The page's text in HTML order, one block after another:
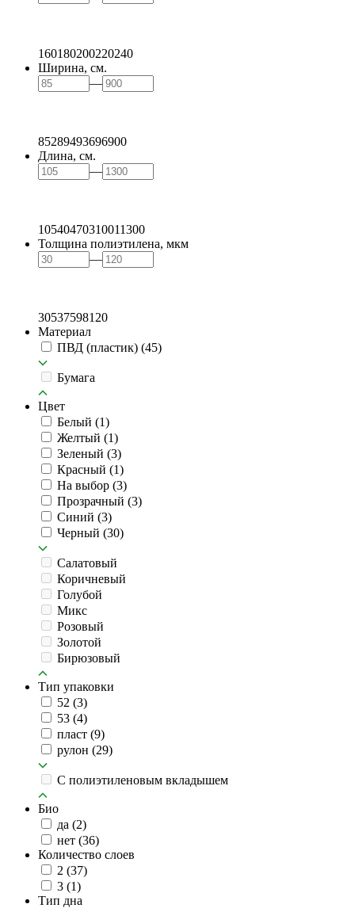
160180200220240
Ширина, см.
—
85289493696900
Длина, см.
—
10540470310011300
Толщина полиэтилена, мкм
—
30537598120
Материал
ПВД (пластик) (45)
Бумага
Цвет
Белый (1)
Желтый (1)
Зеленый (3)
Красный (1)
На выбор (3)
Прозрачный (3)
Синий (3)
Черный (30)
Салатовый
Коричневый
Голубой
Микс
Розовый
Золотой
Бирюзовый
Тип упаковки
52 (3)
53 (4)
пласт (9)
рулон (29)
C полиэтиленовым вкладышем
Био
да (2)
нет (36)
Количество слоев
2 (37)
3 (1)
Тип дна